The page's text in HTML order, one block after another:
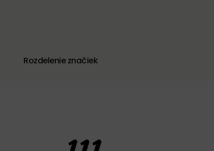
Rozdelenie značiek